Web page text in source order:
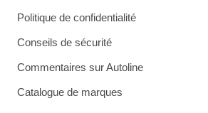
Politique de confidentialité
Conseils de sécurité
Commentaires sur Autoline
Catalogue de marques